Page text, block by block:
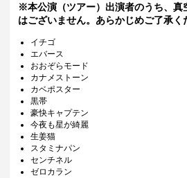
※本公演（ツアー）出演者のうち、真
はございません。あらかじめご了承く
イチゴ
エバース
おおぞらモード
カナメストーン
カベポスター
黒帯
豪快キャプテン
今夜も星が綺麗
生姜猫
スタミナパン
センチネル
ゼロカラン